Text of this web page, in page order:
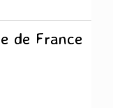
de France